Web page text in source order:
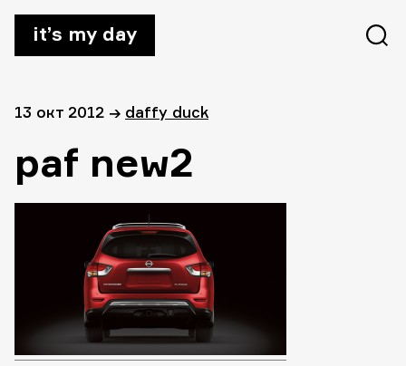
it’s my day
13 окт 2012 → daffy duck
paf new2